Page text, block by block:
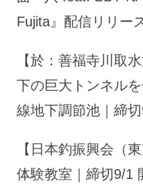
Fujita』配信リリー
【於：善福寺川取
下の巨大トンネル
線地下調節池｜締切
【日本釣振興会（
体験教室｜締切9/1